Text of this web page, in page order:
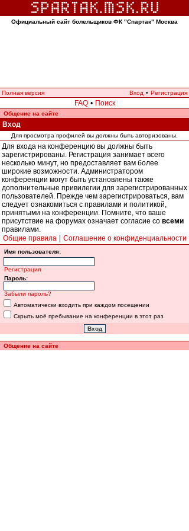
Официальный сайт болельщиков ФК "Спартак" Москва
Полная версия Вход • Регистрация
FAQ • Поиск
Общение на сайте
Вход
Для просмотра профилей вы должны быть авторизованы.
Для входа на конференцию вы должны быть
зарегистрированы. Регистрация занимает всего
несколько минут, но предоставляет вам более
широкие возможности. Администратором
конференции могут быть установлены также
дополнительные привилегии для зарегистрированных
пользователей. Прежде чем зарегистрироваться, вам
следует ознакомиться с правилами и политикой,
принятыми на конференции. Помните, что ваше
присутствие на форумах означает согласие со всеми
правилами.
Общие правила
Соглашение о конфиденциальности
Имя пользователя:
Регистрация
Пароль:
Забыли пароль?
Автоматически входить при каждом посещении
Скрыть моё пребывание на конференции в этот раз
Общение на сайте